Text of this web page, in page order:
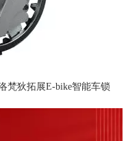
梵狄拓展E-bike智能车锁